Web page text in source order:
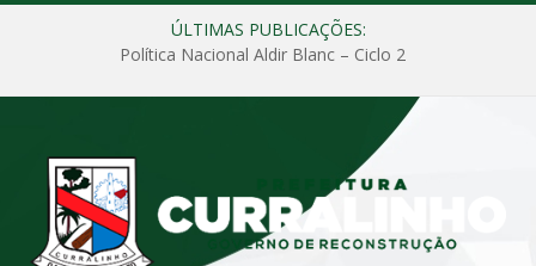
ÚLTIMAS PUBLICAÇÕES:
Política Nacional Aldir Blanc – Ciclo 2